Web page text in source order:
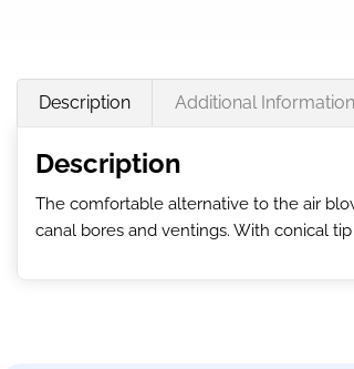
Description Additional Information
Description
The comfortable alternative to the air
canal bores and ventings. With conical